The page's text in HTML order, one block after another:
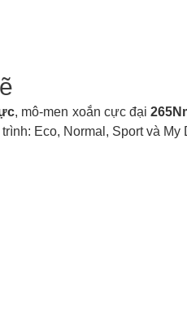
, mô-men xoắn cực đại
Eco, Normal, Sport và My